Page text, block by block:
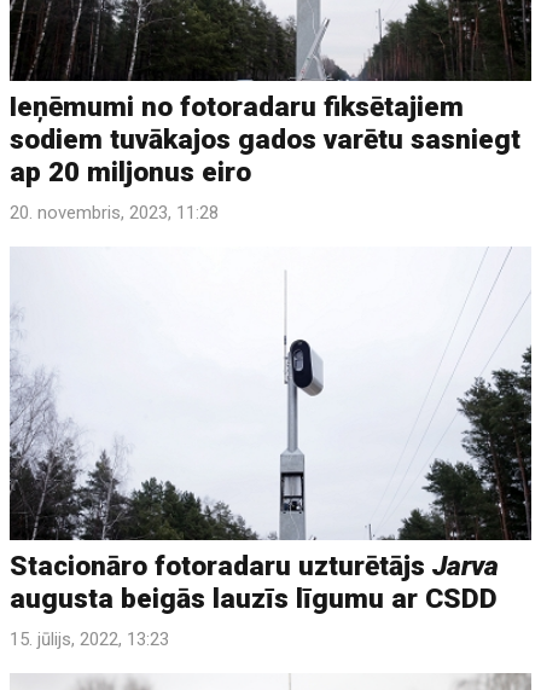
Ieņēmumi no fotoradaru fiksētajiem
sodiem tuvākajos gados varētu sasniegt
ap 20 miljonus eiro
20. novembris, 2023, 11:28
Stacionāro fotoradaru uzturētājsJarva
augusta beigās lauzīs līgumu ar CSDD
15. jūlijs, 2022, 13:23